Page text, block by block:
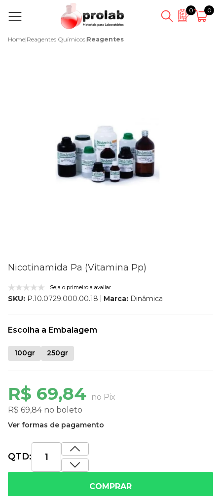
0 0
Home|Reagentes Químicos|Reagentes
Nicotinamida Pa (Vitamina Pp)
Seja o primeiro a avaliar
SKU: P.10.0729.000.00.18 Marca: Dinâmica
R$ 69,84
no Pix
R$ 69,84 no boleto
Ver formas de pagamento
Escolha a Embalagem
100gr 250gr
QTD:
COMPRAR